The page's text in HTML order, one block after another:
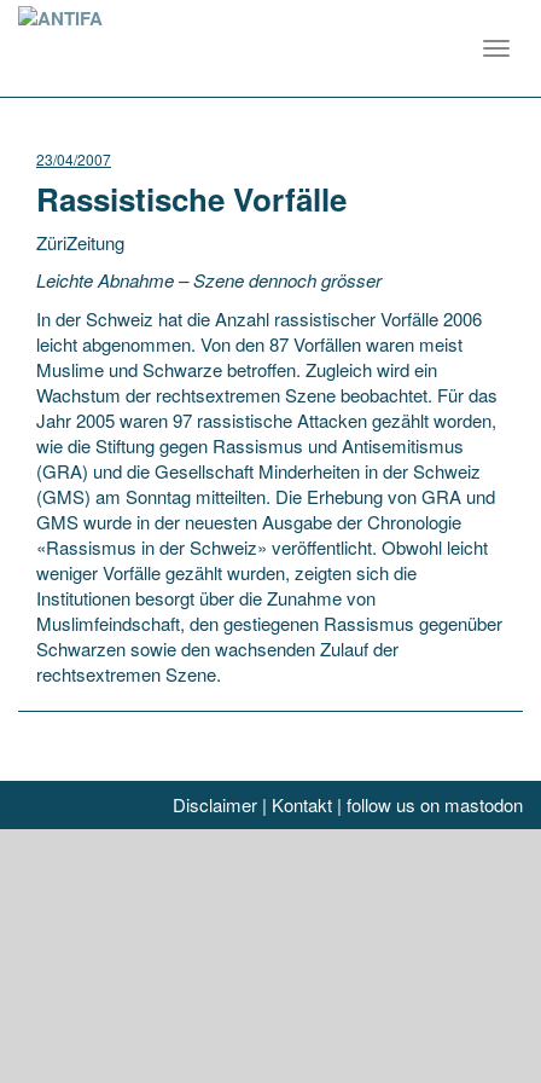
23/04/2007
Rassistische Vorfälle
ZüriZeitung
Leichte Abnahme – Szene dennoch grösser
In der Schweiz hat die Anzahl rassistischer Vorfälle 2006
leicht abgenommen. Von den 87 Vorfällen waren meist
Muslime und Schwarze betroffen. Zugleich wird ein
Wachstum der rechtsextremen Szene beobachtet. Für das
Jahr 2005 waren 97 rassistische Attacken gezählt worden,
wie die Stiftung gegen Rassismus und Antisemitismus
(GRA) und die Gesellschaft Minderheiten in der Schweiz
(GMS) am Sonntag mitteilten. Die Erhebung von GRA und
GMS wurde in der neuesten Ausgabe der Chronologie
«Rassismus in der Schweiz» veröffentlicht. Obwohl leicht
weniger Vorfälle gezählt wurden, zeigten sich die
Institutionen besorgt über die Zunahme von
Muslimfeindschaft, den gestiegenen Rassismus gegenüber
Schwarzen sowie den wachsenden Zulauf der
rechtsextremen Szene.
Disclaimer | Kontakt | follow us on mastodon